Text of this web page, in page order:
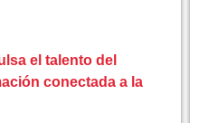
el talento del
conectada a la